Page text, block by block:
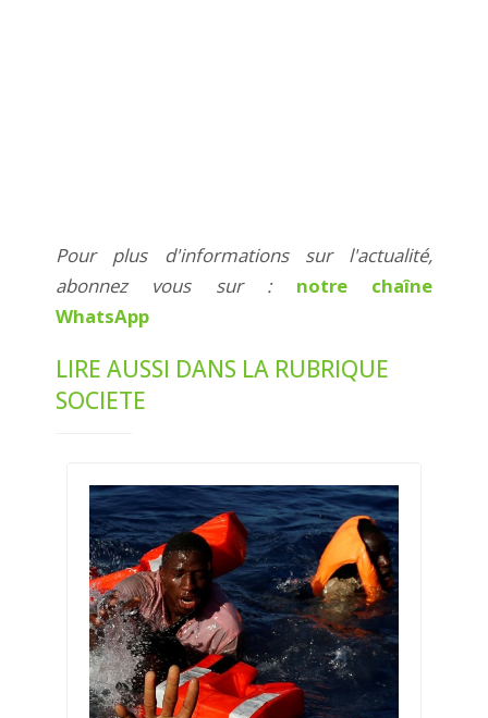
Pour plus d'informations sur l'actualité,
abonnez vous sur : notre chaîne
WhatsApp
LIRE AUSSI DANS LA RUBRIQUE
SOCIETE